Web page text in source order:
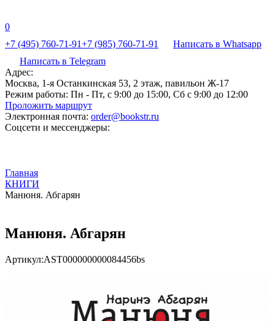
0
+7 (495) 760-71-91+7 (985) 760-71-91
Написать в Whatsapp
Написать в Telegram
Адрес:
Москва, 1-я Останкинская 53, 2 этаж, павильон Ж-17
Режим работы: Пн - Пт, с 9:00 до 15:00, Сб с 9:00 до 12:00
Проложить маршрут
Электронная почта: order@bookstr.ru
Соцсети и мессенджеры:
Главная
КНИГИ
Манюня. Абгарян
Манюня. Абгарян
Артикул:AST000000000084456bs